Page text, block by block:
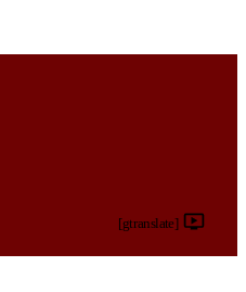
[gtranslate]